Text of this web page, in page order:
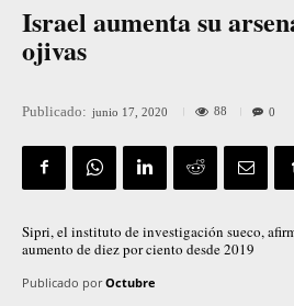
Israel aumenta su
ojivas
Publicado: junio 17, 2020 88 0
Sipri, el instituto de investigación sueco,
aumento de diez por ciento desde 2019
Publicado por Octubre